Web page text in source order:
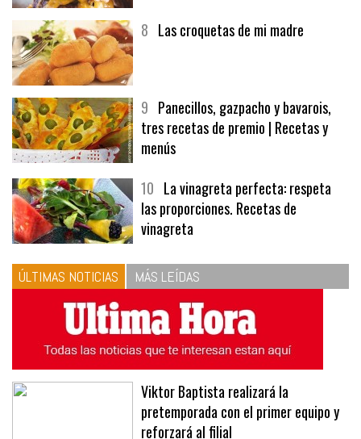
8 Las croquetas de mi madre
9 Panecillos, gazpacho y bavarois,
tres recetas de premio | Recetas y
menús
10 La vinagreta perfecta: respeta
las proporciones. Recetas de
vinagreta
ÚLTIMAS NOTICIAS MÁS LEÍDAS
Viktor Baptista realizará la
pretemporada con el primer equipo y
reforzará al filial